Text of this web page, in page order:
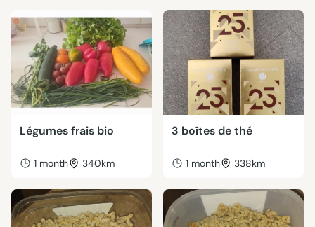
Légumes frais bio
1 month 340km
3 boîtes de thé
1 month 338km